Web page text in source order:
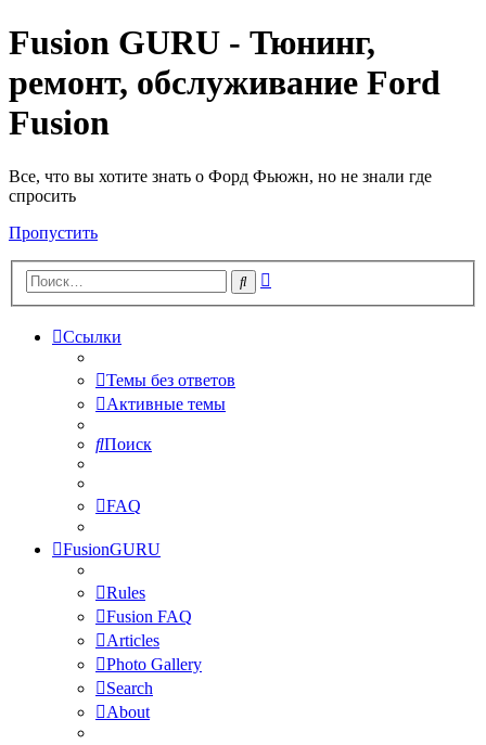
Fusion GURU - Тюнинг,
ремонт, обслуживание Ford
Fusion
Все, что вы хотите знать о Форд Фьюжн, но не знали где
спросить
Пропустить
Поиск
Ссылки
Темы без ответов
Активные темы
Поиск
FAQ
FusionGURU
Rules
Fusion FAQ
Articles
Photo Gallery
Search
About